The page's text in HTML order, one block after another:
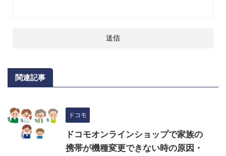
関連記事
ドコモ
ドコモオンラインショップで家族の
携帯が機種変更できない時の原因・